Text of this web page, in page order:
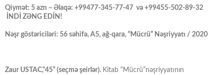
Qiymət: 5 azn – Əlaqə: +99477-345-77-47 və +99455-502-89-32
İNDİ ZƏNG EDİN!
Nəşr göstəriciləri: 56 səhifə, A5, ağ-qara, “Mücrü” Nəşriyyatı / 2020
Zaur USTAC,“45” (seçmə şeirlər). Kitab “Mücrü”nəşriyyatının